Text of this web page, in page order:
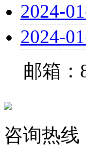
2024-
2024-
邮箱：
咨询热线